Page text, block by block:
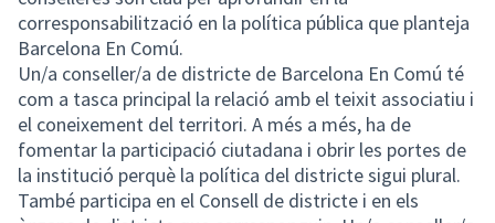
corresponsabilització en la política pública que planteja
Barcelona En Comú.
Un/a conseller/a de districte de Barcelona En Comú té
com a tasca principal la relació amb el teixit associatiu i
el coneixement del territori. A més a més, ha de
fomentar la participació ciutadana i obrir les portes de
la institució perquè la política del districte sigui plural.
També participa en el Consell de districte i en els